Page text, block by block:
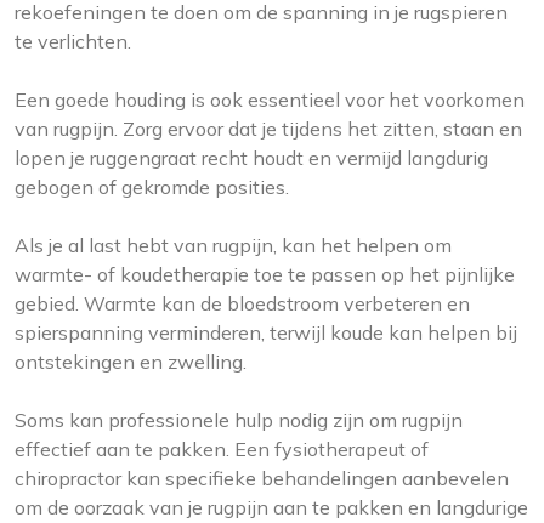
rekoefeningen te doen om de spanning in je rugspieren
te verlichten.
Een goede houding is ook essentieel voor het voorkomen
van rugpijn. Zorg ervoor dat je tijdens het zitten, staan en
lopen je ruggengraat recht houdt en vermijd langdurig
gebogen of gekromde posities.
Als je al last hebt van rugpijn, kan het helpen om
warmte- of koudetherapie toe te passen op het pijnlijke
gebied. Warmte kan de bloedstroom verbeteren en
spierspanning verminderen, terwijl koude kan helpen bij
ontstekingen en zwelling.
Soms kan professionele hulp nodig zijn om rugpijn
effectief aan te pakken. Een fysiotherapeut of
chiropractor kan specifieke behandelingen aanbevelen
om de oorzaak van je rugpijn aan te pakken en langdurige